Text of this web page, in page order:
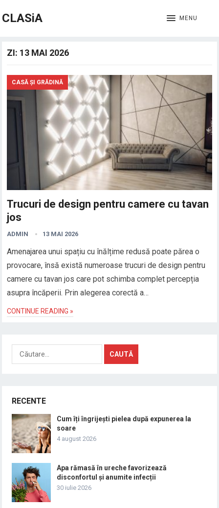
CLASiA MENU
ZI: 13 MAI 2026
CASĂ ȘI GRĂDINĂ
Trucuri de design pentru camere cu tavan
jos
ADMIN 13 MAI 2026
Amenajarea unui spațiu cu înălțime redusă poate părea o
provocare, însă există numeroase trucuri de design pentru
camere cu tavan jos care pot schimba complet percepția
asupra încăperii. Prin alegerea corectă a…
CONTINUE READING »
Caută
după:
RECENTE
Cum îți îngrijești pielea după expunerea la
soare
4 august 2026
Apa rămasă în ureche favorizează
disconfortul și anumite infecții
30 iulie 2026